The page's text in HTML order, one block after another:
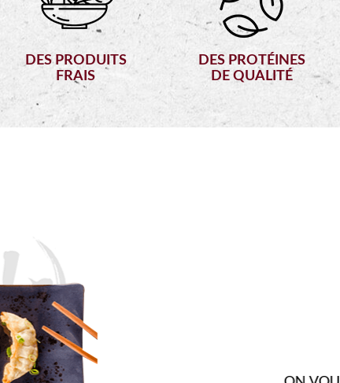
DES PRODUITS
FRAIS
DES PROTÉINES
DE QUALITÉ